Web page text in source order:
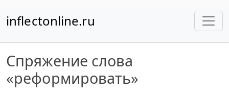
inflectonline.ru
Спряжение слова
«реформировать»